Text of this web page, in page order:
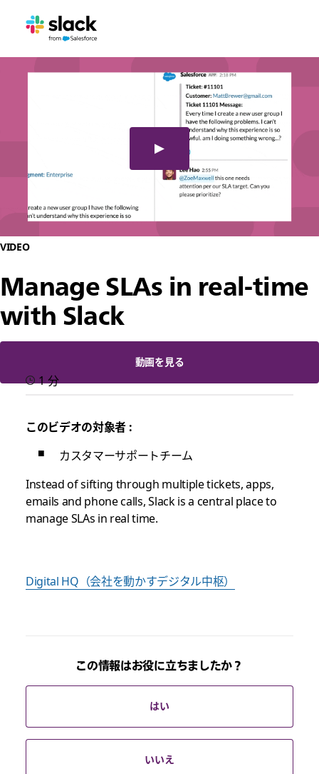
VIDEO
Manage SLAs in real-time
with Slack
動画を見る
1 分
このビデオの対象者 :
カスタマーサポートチーム
Instead of sifting through multiple tickets, apps,
emails and phone calls, Slack is a central place to
manage SLAs in real time.
Digital HQ（会社を動かすデジタル中枢）
この情報はお役に立ちましたか？
はい
いいえ